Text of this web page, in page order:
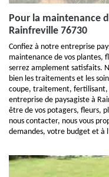
Pour la maintenance
Rainfreville 76730
Confiez à notre entreprise
maintenance de vos plantes,
serrez amplement satisfaits.
bien les traitements et les
coupe, traitement, fertilisant,
entreprise de paysagiste à
être de vos potagers, fleurs,
nous contacter, nous vous
demandes, votre budget et à